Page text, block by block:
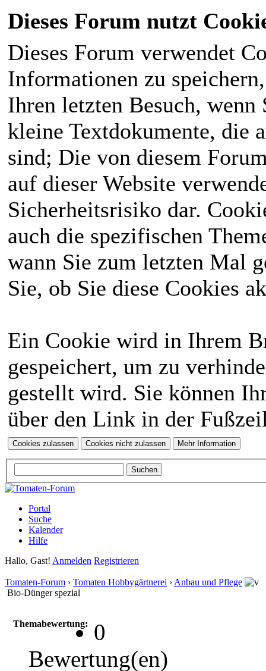
Dieses Forum nutzt
Dieses Forum verwendet
Informationen zu
Ihren letzten Besuch,
kleine Textdokumente, die
sind; Die von diesem
auf dieser Website
Sicherheitsrisiko dar.
auch die spezifischen
wann Sie zum letzten Mal
Sie, ob Sie diese Cookies
Ein Cookie wird in Ihrem
gespeichert, um zu
gestellt wird. Sie können
über den Link in der
Portal
Suche
Kalender
Hilfe
Hallo, Gast! Anmelden Registrieren
Tomaten-Forum › Tomaten Hobbygärtnerei › Anbau und Pflege
Bio-Dünger spezial
Themabewertung:
0
Bewertung(en)